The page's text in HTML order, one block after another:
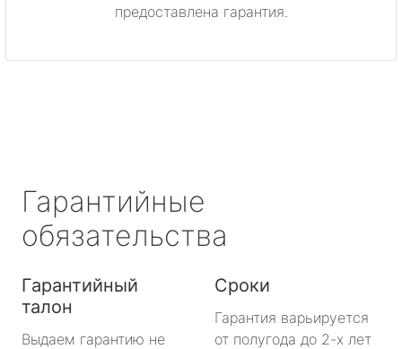
предоставлена гарантия.
Гарантийные
обязательства
Гарантийный
талон
Выдаем гарантию не
Сроки
Гарантия варьируется
от полугода до 2-х лет